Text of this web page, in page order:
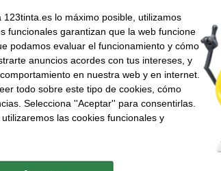
mm) | Pack 24 uds
sobres y/o paquetes que requieren una
correo sin preocupaciones con las etiquetas de
de dirección 99010). ¡Ahora disponible en un pack
y franqueo de alta calidad y fáciles de leer. Las
aplicarlas rápidamente. Cuentan con certificación FSC® y
tu cartera!
incluye garantía del 100%. 1-2-3 ¡sin
Núm fábrica:
lo máximo posible, utilizamos
funcionales garantizan que la web funcione
podamos evaluar el funcionamiento y cómo
anuncios acordes con tus intereses, y
en nuestra web y en internet.
todo sobre este tipo de cookies, cómo
Selecciona ''Aceptar'' para consentirlas.
las cookies funcionales y